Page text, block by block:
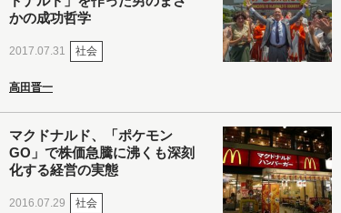
かの成功哲学
2017.07.31 社会
高田晋一
マクドナルド、「ポケモン
GO」で株価急騰に沸くも深刻
化する経営の実態
2016.07.29 社会